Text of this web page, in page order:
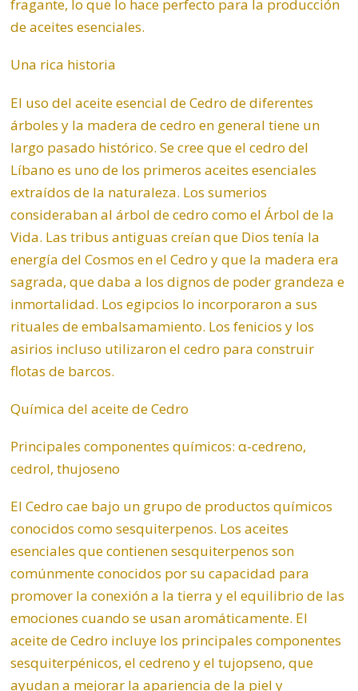
fragante, lo que lo hace perfecto para la producción
de aceites esenciales.
Una rica historia
El uso del aceite esencial de Cedro de diferentes
árboles y la madera de cedro en general tiene un
largo pasado histórico. Se cree que el cedro del
Líbano es uno de los primeros aceites esenciales
extraídos de la naturaleza. Los sumerios
consideraban al árbol de cedro como el Árbol de la
Vida. Las tribus antiguas creían que Dios tenía la
energía del Cosmos en el Cedro y que la madera era
sagrada, que daba a los dignos de poder grandeza e
inmortalidad. Los egipcios lo incorporaron a sus
rituales de embalsamamiento. Los fenicios y los
asirios incluso utilizaron el cedro para construir
flotas de barcos.
Química del aceite de Cedro
Principales componentes químicos: α-cedreno,
cedrol, thujoseno
El Cedro cae bajo un grupo de productos químicos
conocidos como sesquiterpenos. Los aceites
esenciales que contienen sesquiterpenos son
comúnmente conocidos por su capacidad para
promover la conexión a la tierra y el equilibrio de las
emociones cuando se usan aromáticamente. El
aceite de Cedro incluye los principales componentes
sesquiterpénicos, el cedreno y el tujopseno, que
ayudan a mejorar la apariencia de la piel y